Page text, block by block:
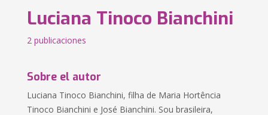
Luciana Tinoco Bianchini
2 publicaciones
Sobre el autor
Luciana Tinoco Bianchini, filha de Maria Hortência
Tinoco Bianchini e José Bianchini. Sou brasileira,